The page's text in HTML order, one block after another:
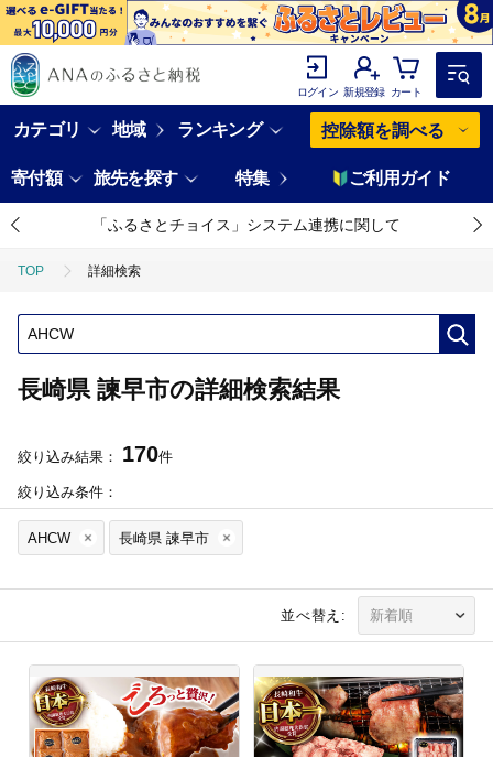
ログイン 新規登録 カート
カテゴリ 地域 ランキング 控除額を調べる
寄付額 旅先を探す 特集 ご利用ガイド
「ふるさとチョイス」システム連携に関して
TOP 詳細検索
長崎県 諫早市の詳細検索結果
絞り込み結果： 170件
絞り込み条件：
AHCW 長崎県 諫早市
並べ替え: